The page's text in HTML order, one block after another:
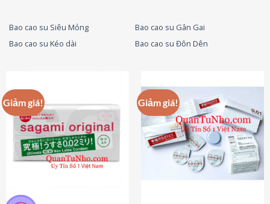
thể.
tùy
thể
được
chọn
trên
trang
sản
phẩm
Bao cao su Siêu Mỏng
Bao cao su Gân Gai
Bao cao su Kéo dài
Bao cao su Đôn Dên
Giảm giá! Giảm giá!